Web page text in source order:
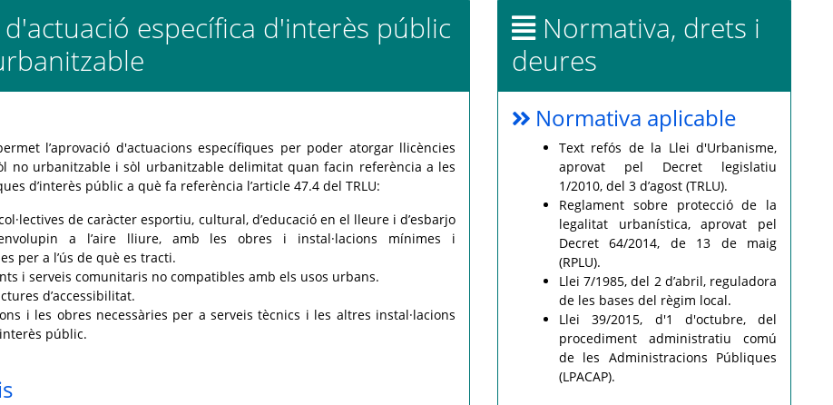
específica d'interès públic
l’aprovació d'actuacions específiques per poder atorgar llicències
no urbanitzable i sòl urbanitzable delimitat quan facin referència a les
d’interès públic a què fa referència l’article 47.4 del TRLU:
de caràcter esportiu, cultural, d’educació en el lleure i d’esbarjo
a l’aire lliure, amb les obres i instal·lacions mínimes i
per a l’ús de què es tracti.
i serveis comunitaris no compatibles amb els usos urbans.
d’accessibilitat.
i les obres necessàries per a serveis tècnics i les altres instal·lacions
públic.
Normativa, drets i
deures
Normativa aplicable
Text refós de la Llei d'Urbanisme,
aprovat pel Decret legislatiu
1/2010, del 3 d’agost (TRLU).
Reglament sobre protecció de la
legalitat urbanística, aprovat pel
Decret 64/2014, de 13 de maig
(RPLU).
Llei 7/1985, del 2 d’abril, reguladora
de les bases del règim local.
Llei 39/2015, d'1 d'octubre, del
procediment administratiu comú
de les Administracions Públiques
(LPACAP).